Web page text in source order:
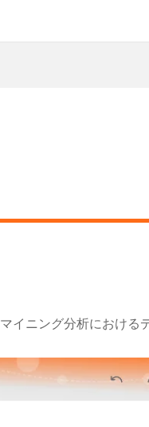
イニング分析における